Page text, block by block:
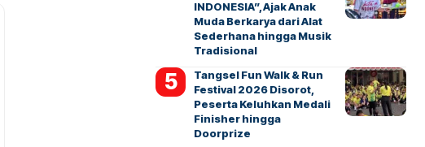
INDONESIA”, Ajak Anak
Muda Berkarya dari Alat
Sederhana hingga Musik
Tradisional
Tangsel Fun Walk & Run
Festival 2026 Disorot,
Peserta Keluhkan Medali
Finisher hingga
Doorprize